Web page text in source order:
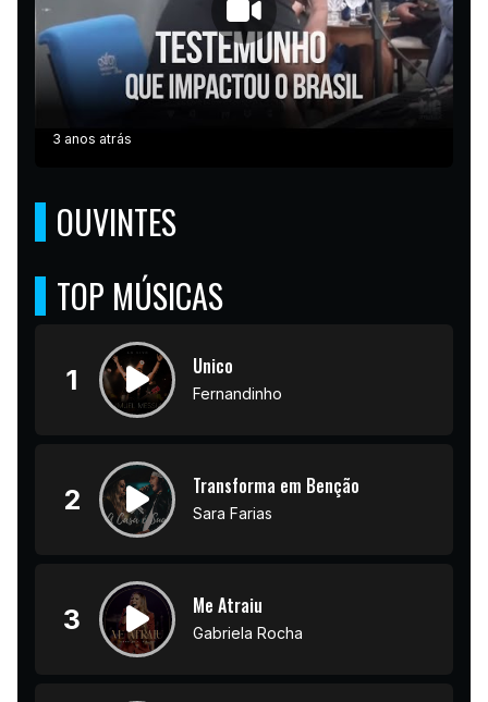
3 anos atrás
OUVINTES
TOP MÚSICAS
1 Unico
Fernandinho
2 Transforma em Benção
Sara Farias
3 Me Atraiu
Gabriela Rocha